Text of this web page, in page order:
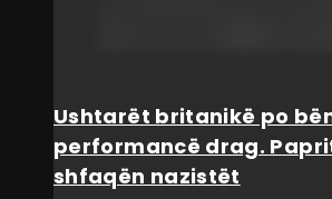
Ushtarët britanikë po
performancë drag.
shfaqën nazistët